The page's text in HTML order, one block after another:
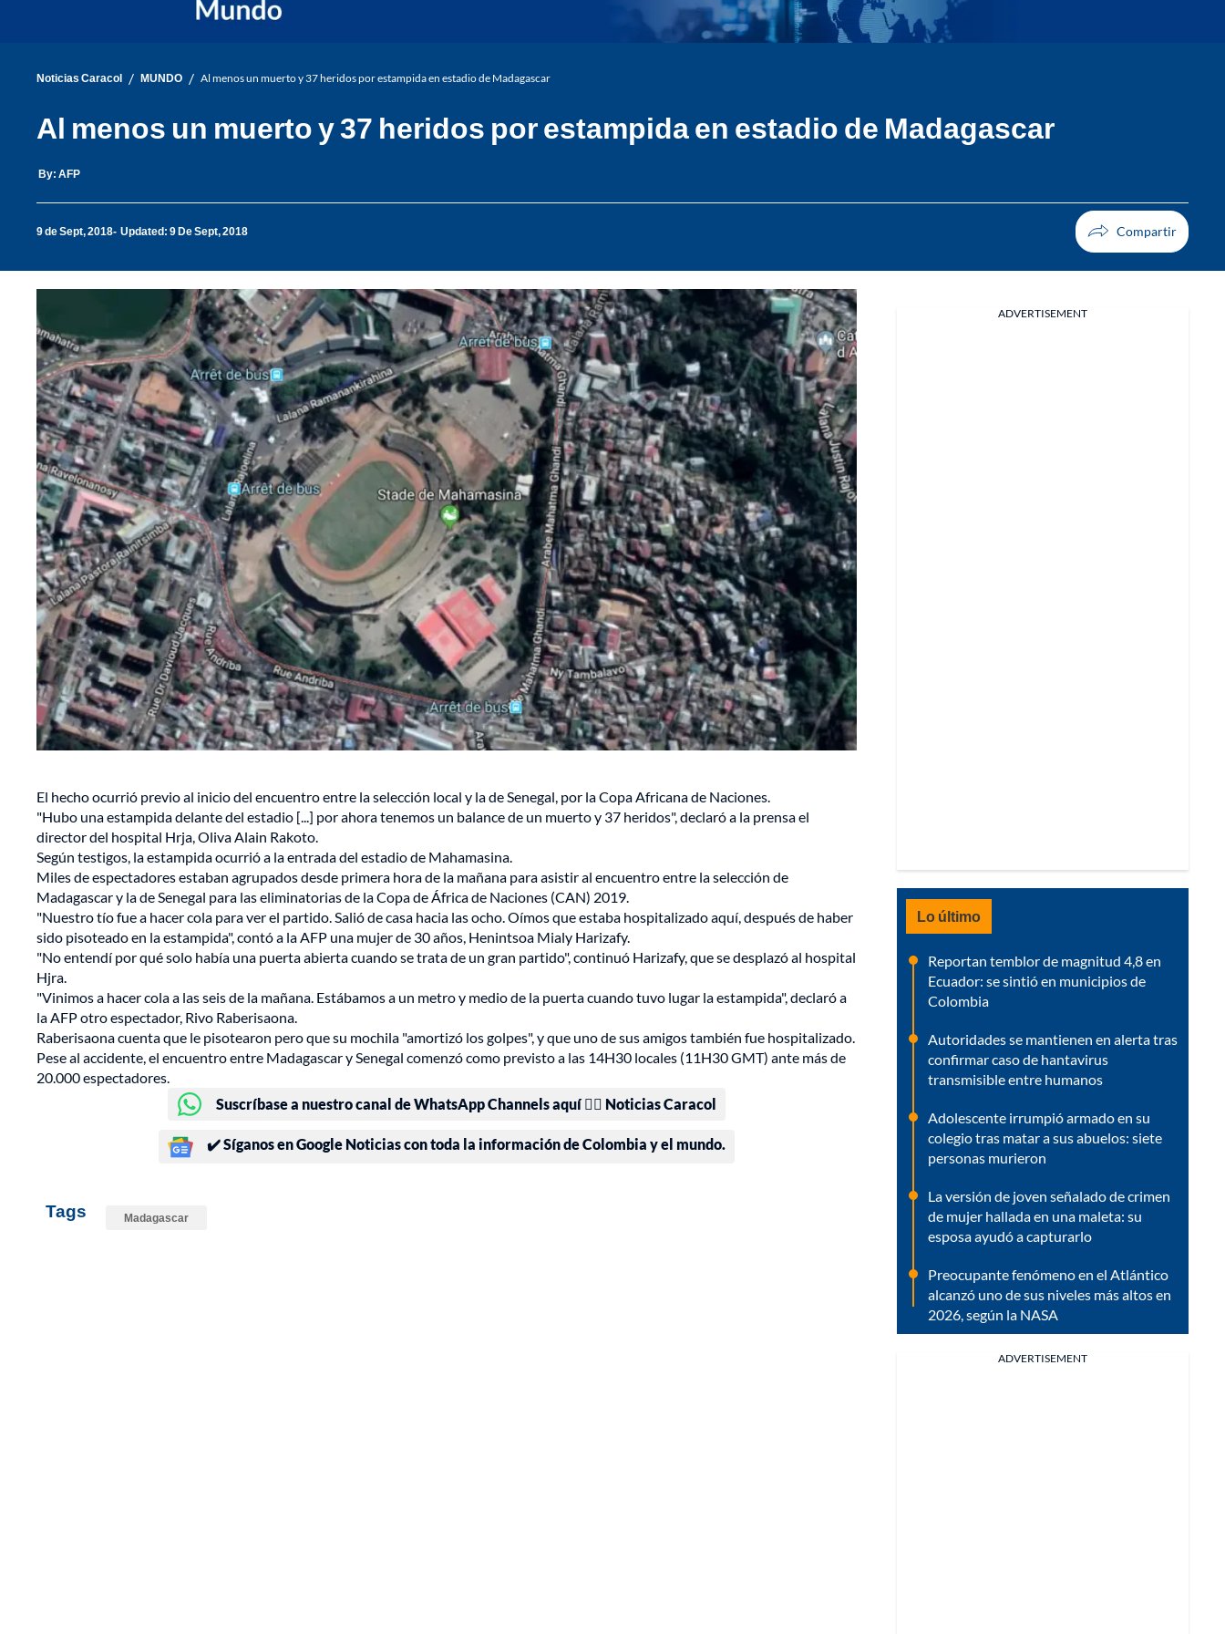
Noticias Caracol / MUNDO / Al menos un muerto y 37 heridos por estampida en estadio de Madagascar
Al menos un muerto y 37 heridos por estampida en estadio de Madagascar
By: AFP
9 de Sept, 2018 Updated: 9 De Sept, 2018
El hecho ocurrió previo al inicio del encuentro entre la selección local y la de Senegal, por la Copa Africana de Naciones.
"Hubo una estampida delante del estadio [...] por ahora tenemos un balance de un muerto y 37 heridos", declaró a la prensa el
director del hospital Hrja, Oliva Alain Rakoto.
Según testigos, la estampida ocurrió a la entrada del estadio de Mahamasina.
Miles de espectadores estaban agrupados desde primera hora de la mañana para asistir al encuentro entre la selección de
Madagascar y la de Senegal para las eliminatorias de la Copa de África de Naciones (CAN) 2019.
"Nuestro tío fue a hacer cola para ver el partido. Salió de casa hacia las ocho. Oímos que estaba hospitalizado aquí, después de haber
sido pisoteado en la estampida", contó a la AFP una mujer de 30 años, Henintsoa Mialy Harizafy.
"No entendí por qué solo había una puerta abierta cuando se trata de un gran partido", continuó Harizafy, que se desplazó al hospital
Hjra.
"Vinimos a hacer cola a las seis de la mañana. Estábamos a un metro y medio de la puerta cuando tuvo lugar la estampida", declaró a
la AFP otro espectador, Rivo Raberisaona.
Raberisaona cuenta que le pisotearon pero que su mochila "amortizó los golpes", y que uno de sus amigos también fue hospitalizado.
Pese al accidente, el encuentro entre Madagascar y Senegal comenzó como previsto a las 14H30 locales (11H30 GMT) ante más de
20.000 espectadores.
Suscríbase a nuestro canal de WhatsApp Channels aquí 👉🏻 Noticias Caracol
✔️ Síganos en Google Noticias con toda la información de Colombia y el mundo.
Tags Madagascar
ADVERTISEMENT
Lo último
Reportan temblor de magnitud 4,8 en
Ecuador: se sintió en municipios de
Colombia
Autoridades se mantienen en alerta tras
confirmar caso de hantavirus
transmisible entre humanos
Adolescente irrumpió armado en su
colegio tras matar a sus abuelos: siete
personas murieron
La versión de joven señalado de crimen
de mujer hallada en una maleta: su
esposa ayudó a capturarlo
Preocupante fenómeno en el Atlántico
alcanzó uno de sus niveles más altos en
2026, según la NASA
ADVERTISEMENT